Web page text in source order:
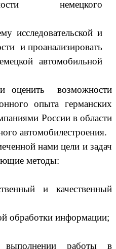
немецкого
исследовательской и
и проанализировать
автомобильной
оценить возможности
опыта германских
России в области
автомобилестроения.
нами цели и задач
методы:
и качественный
обработки информации;
работы в